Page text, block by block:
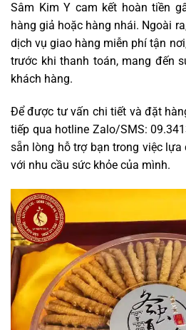
Sâm Kim Y cam kết hoàn tiền
hàng giả hoặc hàng nhái. Ngoài
dịch vụ giao hàng miễn phí tận
trước khi thanh toán, mang đến
khách hàng.
Để được tư vấn chi tiết và đặt
tiếp qua hotline Zalo/SMS:
sẵn lòng hỗ trợ bạn trong việc
với nhu cầu sức khỏe của mình.